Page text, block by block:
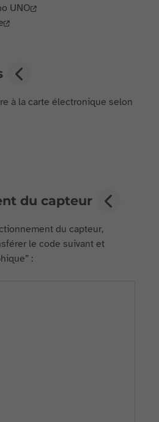
UNO
à la carte électronique selon
du capteur
du capteur,
le code suivant et
: